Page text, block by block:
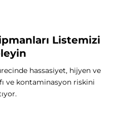
Listemizi
hassasiyet, hijyen ve
ve kontaminasyon riskini